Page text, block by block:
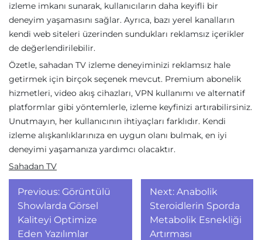
izleme imkanı sunarak, kullanıcıların daha keyifli bir
deneyim yaşamasını sağlar. Ayrıca, bazı yerel kanalların
kendi web siteleri üzerinden sundukları reklamsız içerikler
de değerlendirilebilir.
Özetle, sahadan TV izleme deneyiminizi reklamsız hale
getirmek için birçok seçenek mevcut. Premium abonelik
hizmetleri, video akış cihazları, VPN kullanımı ve alternatif
platformlar gibi yöntemlerle, izleme keyfinizi artırabilirsiniz.
Unutmayın, her kullanıcının ihtiyaçları farklıdır. Kendi
izleme alışkanlıklarınıza en uygun olanı bulmak, en iyi
deneyimi yaşamanıza yardımcı olacaktır.
Sahadan TV
Yazı
gezinmesi
Previous: Görüntülü
Showlarda Görsel
Kaliteyi Optimize
Eden Yazılımlar
Next: Anabolik
Steroidlerin Sporda
Metabolik Esnekliği
Artırması